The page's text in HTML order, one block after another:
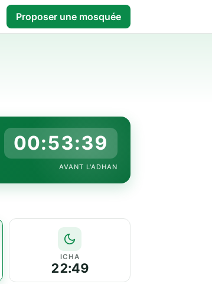
Proposer une mosquée
00:53:38
AVANT L'ADHAN
ICHA
22:49